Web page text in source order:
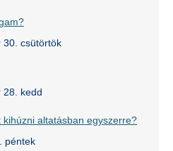
30. csütörtök
28. kedd
kihúzni altatásban egyszerre?
péntek